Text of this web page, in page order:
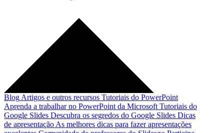
Blog Artigos e outros recursos Tutoriais do PowerPoint
Aprenda a trabalhar no PowerPoint da Microsoft Tutoriais do
Google Slides Descubra os segredos do Google Slides Dicas
de apresentação As melhores dicas para fazer apresentações